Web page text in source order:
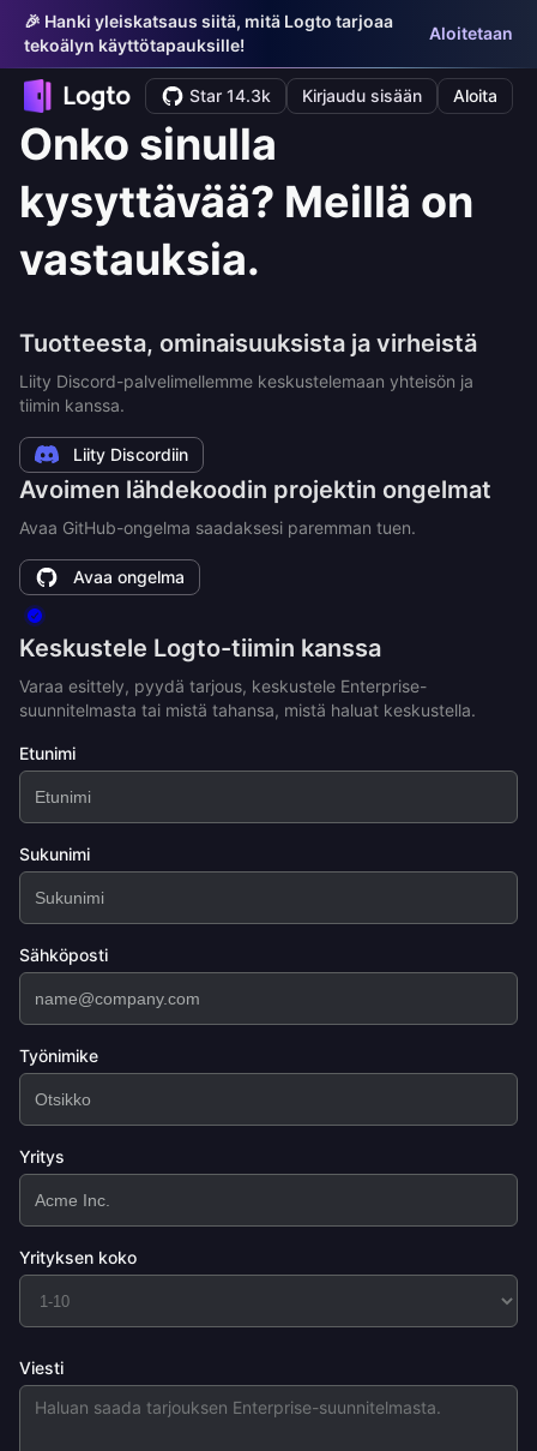
🎉 Hanki yleiskatsaus siitä, mitä Logto tarjoaa
tekoälyn käyttötapauksille!
Aloitetaan
Star 14.3k Kirjaudu sisään Aloita
Onko sinulla
kysyttävää? Meillä on
vastauksia.
Tuotteesta, ominaisuuksista ja virheistä
Liity Discord-palvelimellemme keskustelemaan yhteisön ja
tiimin kanssa.
Liity Discordiin
Avoimen lähdekoodin projektin ongelmat
Avaa GitHub-ongelma saadaksesi paremman tuen.
Avaa ongelma
Keskustele Logto-tiimin kanssa
Varaa esittely, pyydä tarjous, keskustele Enterprise-
suunnitelmasta tai mistä tahansa, mistä haluat keskustella.
Etunimi
Sukunimi
Sähköposti
Työnimike
Yritys
Yrityksen koko
Viesti